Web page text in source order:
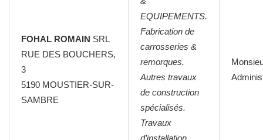
FOHAL ROMAIN SRL
RUE DES BOUCHERS,
3
5190 MOUSTIER-SUR-
SAMBRE
EQUIPEMENTS.
Fabrication de
carrosseries &
remorques.
Autres travaux
de construction
spécialisés.
Travaux
d’installation